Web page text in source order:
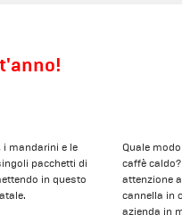
mandarini e le
pacchetti di
in questo
Quale
caffè
attenzione
cannella in
azienda in